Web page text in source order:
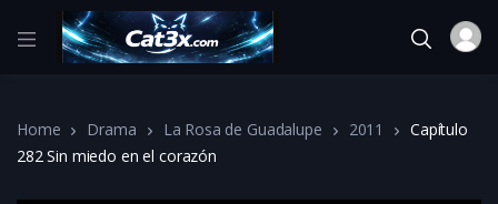
Home Drama La Rosa de Guadalupe 2011
Capítulo
282 Sin miedo en el corazón